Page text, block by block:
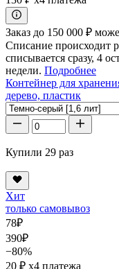
Заказ до 150 000 ₽
Списание происходит
списывается сразу, 4
недели. Подробнее
Контейнер для
дерево, пластик
Купили 29 раз
Хит
только самовывоз
78₽
390₽
−80%
20 ₽ x4 платежа